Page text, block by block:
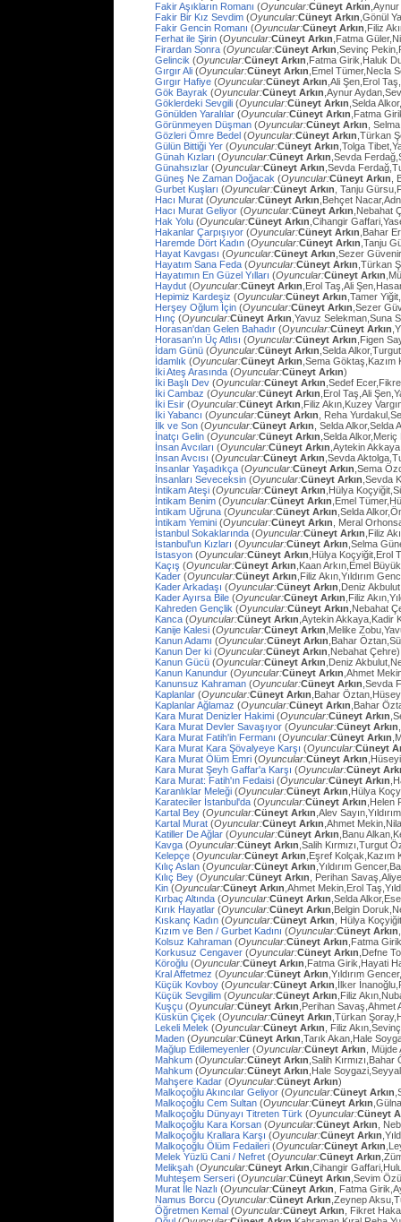
Fakir Aşıkların Romanı (Oyuncular:Cüneyt Arkın
Fakir Bir Kız Sevdim (Oyuncular:Cüneyt Arkın ,Gönül
Fakir Gencin Romanı (Oyuncular:Cüneyt Arkın ,Filiz
Ferhat ile Şirin (Oyuncular:Cüneyt Arkın ,Fatma
Firardan Sonra (Oyuncular:Cüneyt Arkın ,Sevinç
Gelincik (Oyuncular:Cüneyt Arkın ,Fatma Girik,Haluk
Gırgır Ali (Oyuncular:Cüneyt Arkın ,Emel Tümer,Necla
Gırgır Hafiye (Oyuncular:Cüneyt Arkın ,Ali Şen,Erol
Gök Bayrak (Oyuncular:Cüneyt Arkın ,Aynur
Göklerdeki Sevgili (Oyuncular:Cüneyt Arkın ,Selda
Gönülden Yaralılar (Oyuncular:Cüneyt Arkın ,Fatma
Görünmeyen Düşman (Oyuncular:Cüneyt Arkın ,
Gözleri Ömre Bedel (Oyuncular:Cüneyt Arkın ,Türkan
Gülün Bittiği Yer (Oyuncular:Cüneyt Arkın ,Tolga
Günah Kızları (Oyuncular:Cüneyt Arkın ,Sevda
Günahsızlar (Oyuncular:Cüneyt Arkın ,Sevda
Güneş Ne Zaman Doğacak (Oyuncular:Cüneyt Arkın ,
Gurbet Kuşları (Oyuncular:Cüneyt Arkın , Tanju
Hacı Murat (Oyuncular:Cüneyt Arkın ,Behçet
Hacı Murat Geliyor (Oyuncular:Cüneyt Arkın ,Nebahat
Hak Yolu (Oyuncular:Cüneyt Arkın ,Cihangir
Hakanlar Çarpışıyor (Oyuncular:Cüneyt Arkın ,Bahar
Haremde Dört Kadın (Oyuncular:Cüneyt Arkın ,Tanju
Hayat Kavgası (Oyuncular:Cüneyt Arkın ,Sezer
Hayatım Sana Feda (Oyuncular:Cüneyt Arkın ,Türkan
Hayatımın En Güzel Yılları (Oyuncular:Cüneyt Arkın
Haydut (Oyuncular:Cüneyt Arkın ,Erol Taş,Ali
Hepimiz Kardeşiz (Oyuncular:Cüneyt Arkın ,Tamer
Herşey Oğlum İçin (Oyuncular:Cüneyt Arkın ,Sezer
Hınç (Oyuncular:Cüneyt Arkın ,Yavuz Selekman,Suna
Horasan'dan Gelen Bahadır (Oyuncular:Cüneyt Arkın
Horasan'ın Üç Atlısı (Oyuncular:Cüneyt Arkın ,Figen
İdam Günü (Oyuncular:Cüneyt Arkın ,Selda
İdamlık (Oyuncular:Cüneyt Arkın ,Sema
İki Ateş Arasında (Oyuncular:Cüneyt Arkın)
İki Başlı Dev (Oyuncular:Cüneyt Arkın ,Sedef
İki Cambaz (Oyuncular:Cüneyt Arkın ,Erol Taş,Ali
İki Esir (Oyuncular:Cüneyt Arkın ,Filiz Akın,Kuzey
İki Yabancı (Oyuncular:Cüneyt Arkın , Reha
İlk ve Son (Oyuncular:Cüneyt Arkın , Selda Alkor,Selda
İnatçı Gelin (Oyuncular:Cüneyt Arkın ,Selda
İnsan Avcıları (Oyuncular:Cüneyt Arkın ,Aytekin
İnsan Avcısı (Oyuncular:Cüneyt Arkın ,Sevda
İnsanlar Yaşadıkça (Oyuncular:Cüneyt Arkın ,Sema
İnsanları Seveceksin (Oyuncular:Cüneyt Arkın ,Sevda
İntikam Ateşi (Oyuncular:Cüneyt Arkın ,Hülya
İntikam Benim (Oyuncular:Cüneyt Arkın ,Emel
İntikam Uğruna (Oyuncular:Cüneyt Arkın ,Selda
İntikam Yemini (Oyuncular:Cüneyt Arkın , Meral
İstanbul Sokaklarında (Oyuncular:Cüneyt Arkın ,Filiz
İstanbul'un Kızları (Oyuncular:Cüneyt Arkın ,Selma
İstasyon (Oyuncular:Cüneyt Arkın ,Hülya Koçyiğit,Erol
Kaçış (Oyuncular:Cüneyt Arkın ,Kaan Arkın,Emel
Kader (Oyuncular:Cüneyt Arkın ,Filiz Akın,Yıldırım
Kader Arkadaşı (Oyuncular:Cüneyt Arkın ,Deniz
Kader Ayırsa Bile (Oyuncular:Cüneyt Arkın ,Filiz
Kahreden Gençlik (Oyuncular:Cüneyt Arkın ,Nebahat
Kanca (Oyuncular:Cüneyt Arkın ,Aytekin Akkaya,Kadir
Kanije Kalesi (Oyuncular:Cüneyt Arkın ,Melike
Kanun Adamı (Oyuncular:Cüneyt Arkın ,Bahar
Kanun Der ki (Oyuncular:Cüneyt Arkın ,Nebahat Çehre)
Kanun Gücü (Oyuncular:Cüneyt Arkın ,Deniz
Kanun Kanundur (Oyuncular:Cüneyt Arkın ,Ahmet
Kanunsuz Kahraman (Oyuncular:Cüneyt Arkın ,Sevda
Kaplanlar (Oyuncular:Cüneyt Arkın ,Bahar
Kaplanlar Ağlamaz (Oyuncular:Cüneyt Arkın ,Bahar
Kara Murat Denizler Hakimi (Oyuncular:Cüneyt Arkın
Kara Murat Devler Savaşıyor (Oyuncular:Cüneyt Arkın
Kara Murat Fatih'in Fermanı (Oyuncular:Cüneyt Arkın
Kara Murat Kara Şövalyeye Karşı (Oyuncular:Cüneyt
Kara Murat Ölüm Emri (Oyuncular:Cüneyt Arkın
Kara Murat Şeyh Gaffar'a Karşı (Oyuncular:Cüneyt
Kara Murat: Fatih'ın Fedaisi (Oyuncular:Cüneyt Arkın
Karanlıklar Meleği (Oyuncular:Cüneyt Arkın ,Hülya
Karateciler İstanbul'da (Oyuncular:Cüneyt Arkın ,Helen
Kartal Bey (Oyuncular:Cüneyt Arkın ,Alev
Kartal Murat (Oyuncular:Cüneyt Arkın ,Ahmet
Katiller De Ağlar (Oyuncular:Cüneyt Arkın ,Banu
Kavga (Oyuncular:Cüneyt Arkın ,Salih Kırmızı,Turgut
Kelepçe (Oyuncular:Cüneyt Arkın ,Eşref
Kılıç Aslan (Oyuncular:Cüneyt Arkın ,Yıldırım
Kılıç Bey (Oyuncular:Cüneyt Arkın , Perihan
Kin (Oyuncular:Cüneyt Arkın ,Ahmet Mekin,Erol
Kırbaç Altında (Oyuncular:Cüneyt Arkın ,Selda
Kırık Hayatlar (Oyuncular:Cüneyt Arkın ,Belgin
Kıskanç Kadın (Oyuncular:Cüneyt Arkın , Hülya
Kızım ve Ben / Gurbet Kadını (Oyuncular:Cüneyt Arkın
Kolsuz Kahraman (Oyuncular:Cüneyt Arkın ,Fatma
Korkusuz Cengaver (Oyuncular:Cüneyt Arkın ,Defne
Köroğlu (Oyuncular:Cüneyt Arkın ,Fatma Girik,Hayati
Kral Affetmez (Oyuncular:Cüneyt Arkın ,Yıldırım
Küçük Kovboy (Oyuncular:Cüneyt Arkın ,İlker
Küçük Sevgilim (Oyuncular:Cüneyt Arkın ,Filiz
Kuşçu (Oyuncular:Cüneyt Arkın ,Perihan
Küskün Çiçek (Oyuncular:Cüneyt Arkın ,Türkan
Lekeli Melek (Oyuncular:Cüneyt Arkın , Filiz
Maden (Oyuncular:Cüneyt Arkın ,Tarık Akan,Hale
Mağlup Edilemeyenler (Oyuncular:Cüneyt Arkın ,
Mahkum (Oyuncular:Cüneyt Arkın ,Salih
Mahkum (Oyuncular:Cüneyt Arkın ,Hale
Mahşere Kadar (Oyuncular:Cüneyt Arkın)
Malkoçoğlu Akıncılar Geliyor (Oyuncular:Cüneyt Arkın
Malkoçoğlu Cem Sultan (Oyuncular:Cüneyt Arkın
Malkoçoğlu Dünyayı Titreten Türk (Oyuncular:Cüneyt
Malkoçoğlu Kara Korsan (Oyuncular:Cüneyt Arkın ,
Malkoçoğlu Krallara Karşı (Oyuncular:Cüneyt Arkın
Malkoçoğlu Ölüm Fedaileri (Oyuncular:Cüneyt Arkın
Melek Yüzlü Cani / Nefret (Oyuncular:Cüneyt Arkın
Melikşah (Oyuncular:Cüneyt Arkın ,Cihangir
Muhteşem Serseri (Oyuncular:Cüneyt Arkın ,Sevim
Murat İle Nazlı (Oyuncular:Cüneyt Arkın , Fatma
Namus Borcu (Oyuncular:Cüneyt Arkın ,Zeynep
Öğretmen Kemal (Oyuncular:Cüneyt Arkın , Fikret